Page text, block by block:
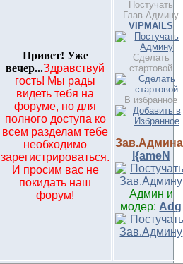
Привет! Уже
вечер...Здравствуй
гость! Мы рады
видеть тебя на
форуме, но для
полного доступа ко
всем разделам тебе
необходимо
зарегистрироваться.
И просим вас не
покидать наш
форум!
Постучать
Глав.Админу
VIPMAILS
Сделать
стартовой
В избранное
l{ameN
Админ и
модер: Adg